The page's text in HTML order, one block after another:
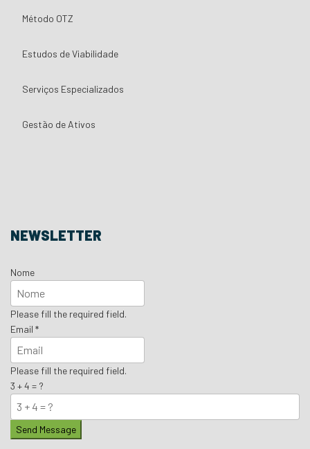
Método OTZ
Estudos de Viabilidade
Serviços Especializados
Gestão de Ativos
NEWSLETTER
Nome
Please fill the required field.
Email *
Please fill the required field.
3 + 4 = ?
Send Message